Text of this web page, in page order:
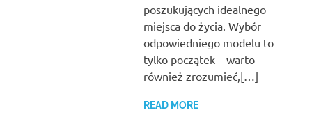
poszukujących idealnego
miejsca do życia. Wybór
odpowiedniego modelu to
tylko początek – warto
również zrozumieć,[…]
READ MORE